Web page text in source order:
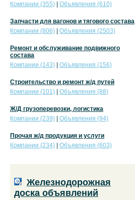
Компании (355)
Объявления (610)
Запчасти для вагонов и тягового состава
Компании (806)
Объявления (2503)
Ремонт и обслуживание подвижного
состава
Компании (143)
Объявления (156)
Строительство и ремонт ж/д путей
Компании (101)
Объявления (88)
Ж/Д грузоперевозки, логистика
Компании (239)
Объявления (94)
Прочая ж/д продукция и услуги
Компании (234)
Объявления (603)
Железнодорожная
доска объявлений